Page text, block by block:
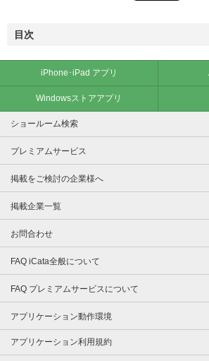
目次
iPhone･iPad アプリ
Windowsストアアプリ
ショールーム検索
プレミアムサービス
掲載をご検討の企業様へ
掲載企業一覧
お問合わせ
FAQ iCata全般について
FAQ プレミアムサービスについて
アプリケーション動作環境
アプリケーション利用規約